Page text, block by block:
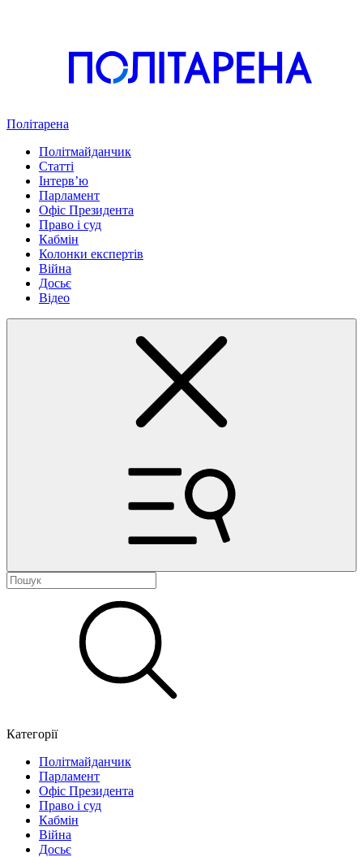
Політарена
Політмайданчик
Статті
Інтервʼю
Парламент
Офіс Президента
Право і суд
Кабмін
Колонки експертів
Війна
Досьє
Відео
Категорії
Політмайданчик
Парламент
Офіс Президента
Право і суд
Кабмін
Війна
Досьє